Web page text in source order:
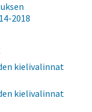
2018
kielivalinnat
kielivalinnat